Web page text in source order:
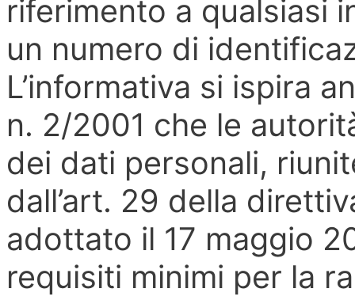
riferimento a qualsiasi
un numero di
L’informativa si ispira
n. 2/2001 che le
dei dati personali,
dall’art. 29 della
adottato il 17 maggio
requisiti minimi per la